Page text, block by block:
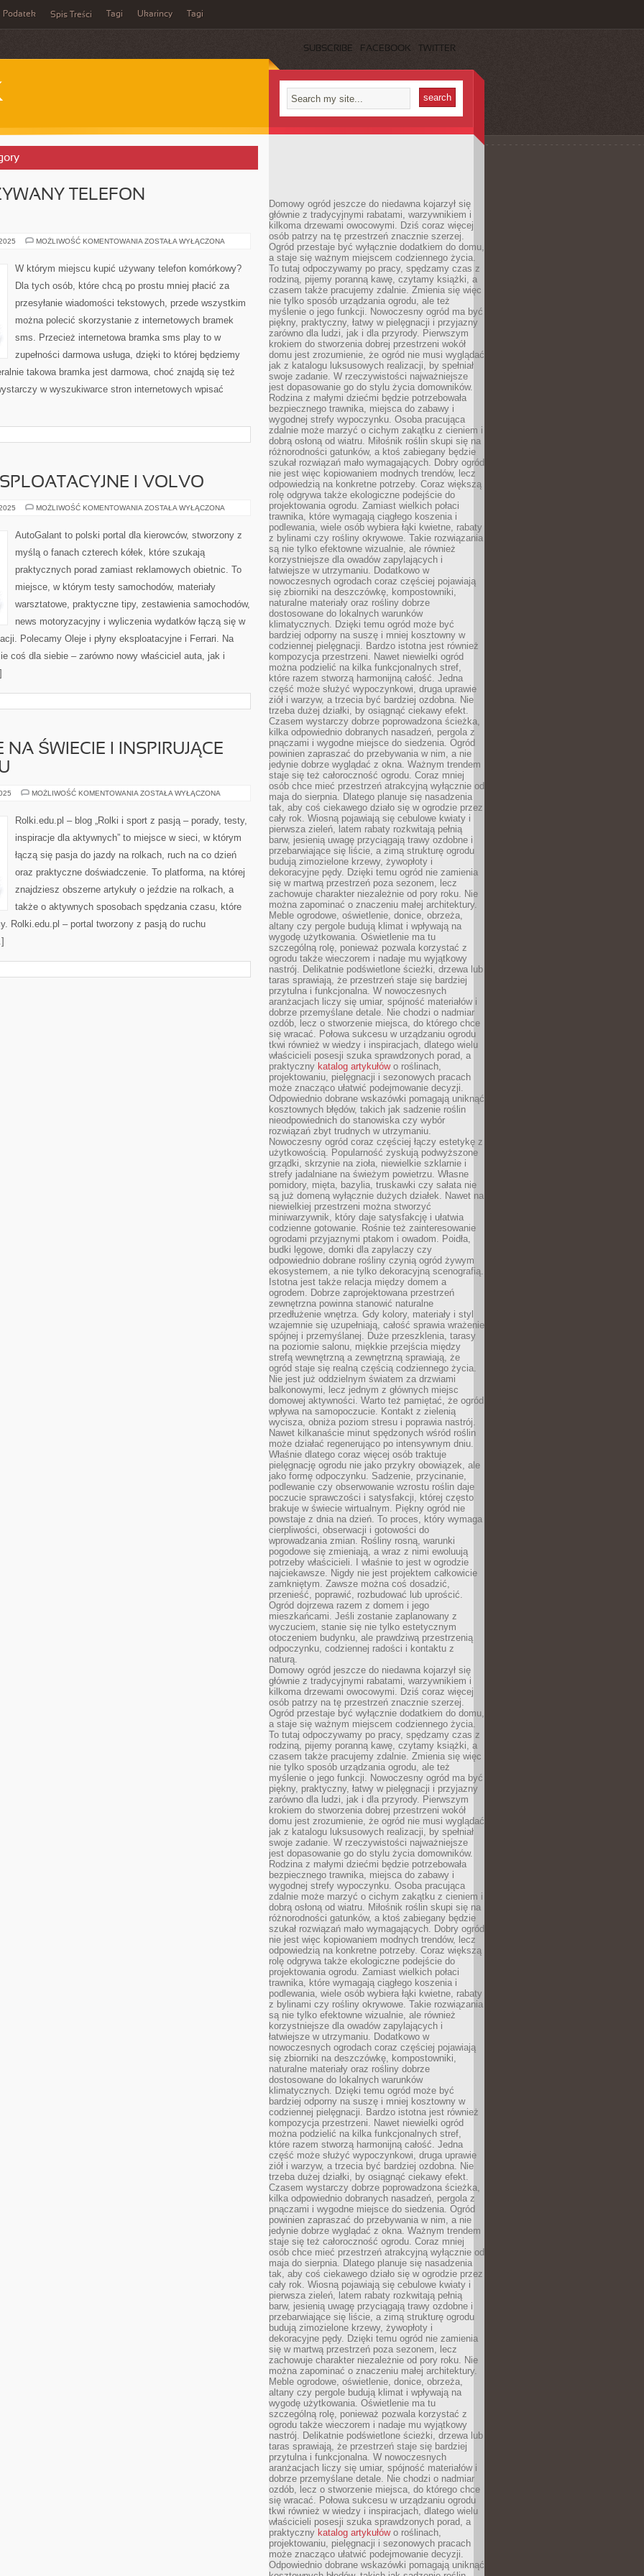
Podatek Spis Treści Tagi Ukarincy Tagi
SUBSCRIBE FACEBOOK TWITTER
TELEFON
MOŻLIWOŚĆ KOMENTOWANIA GDZIE
TELEFON
KOMÓRKOWY?
ZOSTAŁA WYŁĄCZONA
W którym miejscu kupić używany telefon komórkowy?
Dla tych osób, które chcą po prostu mniej płacić za
przesyłanie wiadomości tekstowych, przede wszystkim
można polecić skorzystanie z internetowych bramek
sms. Przecież internetowa bramka sms play to w
zupełności darmowa usługa, dzięki to której będziemy
takowa bramka jest darmowa, choć znajdą się też
w wyszukiwarce stron internetowych wpisać
I VOLVO
MOŻLIWOŚĆ KOMENTOWANIA OLEJE
EKSPLOATACYJNE
I
ZOSTAŁA WYŁĄCZONA
AutoGalant to polski portal dla kierowców, stworzony z
myślą o fanach czterech kółek, które szukają
praktycznych porad zamiast reklamowych obietnic. To
miejsce, w którym testy samochodów, materiały
warsztatowe, praktyczne tipy, zestawienia samochodów,
news motoryzacyjny i wyliczenia wydatków łączą się w
Polecamy Oleje i płyny eksploatacyjne i Ferrari. Na
coś dla siebie – zarówno nowy właściciel auta, jak i
NA ŚWIECIE I INSPIRUJĄCE
MOŻLIWOŚĆ KOMENTOWANIA SPORTY
ŚWIECIE
I
POSTACIE
ZOSTAŁA WYŁĄCZONA
Rolki.edu.pl – blog „Rolki i sport z pasją – porady, testy,
inspiracje dla aktywnych” to miejsce w sieci, w którym
łączą się pasja do jazdy na rolkach, ruch na co dzień
oraz praktyczne doświadczenie. To platforma, na której
znajdziesz obszerne artykuły o jeździe na rolkach, a
także o aktywnych sposobach spędzania czasu, które
Rolki.edu.pl – portal tworzony z pasją do ruchu
Domowy ogród jeszcze do niedawna kojarzył się
głównie z tradycyjnymi rabatami, warzywnikiem i
kilkoma drzewami owocowymi. Dziś coraz więcej
osób patrzy na tę przestrzeń znacznie szerzej.
Ogród przestaje być wyłącznie dodatkiem do domu,
a staje się ważnym miejscem codziennego życia.
To tutaj odpoczywamy po pracy, spędzamy czas z
rodziną, pijemy poranną kawę, czytamy książki, a
czasem także pracujemy zdalnie. Zmienia się więc
nie tylko sposób urządzania ogrodu, ale też
myślenie o jego funkcji. Nowoczesny ogród ma być
piękny, praktyczny, łatwy w pielęgnacji i przyjazny
zarówno dla ludzi, jak i dla przyrody. Pierwszym
krokiem do stworzenia dobrej przestrzeni wokół
domu jest zrozumienie, że ogród nie musi wyglądać
jak z katalogu luksusowych realizacji, by spełniał
swoje zadanie. W rzeczywistości najważniejsze
jest dopasowanie go do stylu życia domowników.
Rodzina z małymi dziećmi będzie potrzebowała
bezpiecznego trawnika, miejsca do zabawy i
wygodnej strefy wypoczynku. Osoba pracująca
zdalnie może marzyć o cichym zakątku z cieniem i
dobrą osłoną od wiatru. Miłośnik roślin skupi się na
różnorodności gatunków, a ktoś zabiegany będzie
szukał rozwiązań mało wymagających. Dobry ogród
nie jest więc kopiowaniem modnych trendów, lecz
odpowiedzią na konkretne potrzeby. Coraz większą
rolę odgrywa także ekologiczne podejście do
projektowania ogrodu. Zamiast wielkich połaci
trawnika, które wymagają ciągłego koszenia i
podlewania, wiele osób wybiera łąki kwietne, rabaty
z bylinami czy rośliny okrywowe. Takie rozwiązania
są nie tylko efektowne wizualnie, ale również
korzystniejsze dla owadów zapylających i
łatwiejsze w utrzymaniu. Dodatkowo w
nowoczesnych ogrodach coraz częściej pojawiają
się zbiorniki na deszczówkę, kompostowniki,
naturalne materiały oraz rośliny dobrze
dostosowane do lokalnych warunków
klimatycznych. Dzięki temu ogród może być
bardziej odporny na suszę i mniej kosztowny w
codziennej pielęgnacji. Bardzo istotna jest również
kompozycja przestrzeni. Nawet niewielki ogród
można podzielić na kilka funkcjonalnych stref,
które razem stworzą harmonijną całość. Jedna
część może służyć wypoczynkowi, druga uprawie
ziół i warzyw, a trzecia być bardziej ozdobna. Nie
trzeba dużej działki, by osiągnąć ciekawy efekt.
Czasem wystarczy dobrze poprowadzona ścieżka,
kilka odpowiednio dobranych nasadzeń, pergola z
pnączami i wygodne miejsce do siedzenia. Ogród
powinien zapraszać do przebywania w nim, a nie
jedynie dobrze wyglądać z okna. Ważnym trendem
staje się też całoroczność ogrodu. Coraz mniej
osób chce mieć przestrzeń atrakcyjną wyłącznie od
maja do sierpnia. Dlatego planuje się nasadzenia
tak, aby coś ciekawego działo się w ogrodzie przez
cały rok. Wiosną pojawiają się cebulowe kwiaty i
pierwsza zieleń, latem rabaty rozkwitają pełnią
barw, jesienią uwagę przyciągają trawy ozdobne i
przebarwiające się liście, a zimą strukturę ogrodu
budują zimozielone krzewy, żywopłoty i
dekoracyjne pędy. Dzięki temu ogród nie zamienia
się w martwą przestrzeń poza sezonem, lecz
zachowuje charakter niezależnie od pory roku. Nie
można zapominać o znaczeniu małej architektury.
Meble ogrodowe, oświetlenie, donice, obrzeża,
altany czy pergole budują klimat i wpływają na
wygodę użytkowania. Oświetlenie ma tu
szczególną rolę, ponieważ pozwala korzystać z
ogrodu także wieczorem i nadaje mu wyjątkowy
nastrój. Delikatnie podświetlone ścieżki, drzewa lub
taras sprawiają, że przestrzeń staje się bardziej
przytulna i funkcjonalna. W nowoczesnych
aranżacjach liczy się umiar, spójność materiałów i
dobrze przemyślane detale. Nie chodzi o nadmiar
ozdób, lecz o stworzenie miejsca, do którego chce
się wracać. Połowa sukcesu w urządzaniu ogrodu
tkwi również w wiedzy i inspiracjach, dlatego wielu
właścicieli posesji szuka sprawdzonych porad, a
praktyczny katalog artykułówo roślinach,
projektowaniu, pielęgnacji i sezonowych pracach
może znacząco ułatwić podejmowanie decyzji.
Odpowiednio dobrane wskazówki pomagają uniknąć
kosztownych błędów, takich jak sadzenie roślin
nieodpowiednich do stanowiska czy wybór
rozwiązań zbyt trudnych w utrzymaniu.
Nowoczesny ogród coraz częściej łączy estetykę z
użytkowością. Popularność zyskują podwyższone
grządki, skrzynie na zioła, niewielkie szklarnie i
strefy jadalniane na świeżym powietrzu. Własne
pomidory, mięta, bazylia, truskawki czy sałata nie
są już domeną wyłącznie dużych działek. Nawet na
niewielkiej przestrzeni można stworzyć
miniwarzywnik, który daje satysfakcję i ułatwia
codzienne gotowanie. Rośnie też zainteresowanie
ogrodami przyjaznymi ptakom i owadom. Poidła,
budki lęgowe, domki dla zapylaczy czy
odpowiednio dobrane rośliny czynią ogród żywym
ekosystemem, a nie tylko dekoracyjną scenografią.
Istotna jest także relacja między domem a
ogrodem. Dobrze zaprojektowana przestrzeń
zewnętrzna powinna stanowić naturalne
przedłużenie wnętrza. Gdy kolory, materiały i styl
wzajemnie się uzupełniają, całość sprawia wrażenie
spójnej i przemyślanej. Duże przeszklenia, tarasy
na poziomie salonu, miękkie przejścia między
strefą wewnętrzną a zewnętrzną sprawiają, że
ogród staje się realną częścią codziennego życia.
Nie jest już oddzielnym światem za drzwiami
balkonowymi, lecz jednym z głównych miejsc
domowej aktywności. Warto też pamiętać, że ogród
wpływa na samopoczucie. Kontakt z zielenią
wycisza, obniża poziom stresu i poprawia nastrój.
Nawet kilkanaście minut spędzonych wśród roślin
może działać regenerująco po intensywnym dniu.
Właśnie dlatego coraz więcej osób traktuje
pielęgnację ogrodu nie jako przykry obowiązek, ale
jako formę odpoczynku. Sadzenie, przycinanie,
podlewanie czy obserwowanie wzrostu roślin daje
poczucie sprawczości i satysfakcji, której często
brakuje w świecie wirtualnym. Piękny ogród nie
powstaje z dnia na dzień. To proces, który wymaga
cierpliwości, obserwacji i gotowości do
wprowadzania zmian. Rośliny rosną, warunki
pogodowe się zmieniają, a wraz z nimi ewoluują
potrzeby właścicieli. I właśnie to jest w ogrodzie
najciekawsze. Nigdy nie jest projektem całkowicie
zamkniętym. Zawsze można coś dosadzić,
przenieść, poprawić, rozbudować lub uprościć.
Ogród dojrzewa razem z domem i jego
mieszkańcami. Jeśli zostanie zaplanowany z
wyczuciem, stanie się nie tylko estetycznym
otoczeniem budynku, ale prawdziwą przestrzenią
odpoczynku, codziennej radości i kontaktu z
naturą.
Domowy ogród jeszcze do niedawna kojarzył się
głównie z tradycyjnymi rabatami, warzywnikiem i
kilkoma drzewami owocowymi. Dziś coraz więcej
osób patrzy na tę przestrzeń znacznie szerzej.
Ogród przestaje być wyłącznie dodatkiem do domu,
a staje się ważnym miejscem codziennego życia.
To tutaj odpoczywamy po pracy, spędzamy czas z
rodziną, pijemy poranną kawę, czytamy książki, a
czasem także pracujemy zdalnie. Zmienia się więc
nie tylko sposób urządzania ogrodu, ale też
myślenie o jego funkcji. Nowoczesny ogród ma być
piękny, praktyczny, łatwy w pielęgnacji i przyjazny
zarówno dla ludzi, jak i dla przyrody. Pierwszym
krokiem do stworzenia dobrej przestrzeni wokół
domu jest zrozumienie, że ogród nie musi wyglądać
jak z katalogu luksusowych realizacji, by spełniał
swoje zadanie. W rzeczywistości najważniejsze
jest dopasowanie go do stylu życia domowników.
Rodzina z małymi dziećmi będzie potrzebowała
bezpiecznego trawnika, miejsca do zabawy i
wygodnej strefy wypoczynku. Osoba pracująca
zdalnie może marzyć o cichym zakątku z cieniem i
dobrą osłoną od wiatru. Miłośnik roślin skupi się na
różnorodności gatunków, a ktoś zabiegany będzie
szukał rozwiązań mało wymagających. Dobry ogród
nie jest więc kopiowaniem modnych trendów, lecz
odpowiedzią na konkretne potrzeby. Coraz większą
rolę odgrywa także ekologiczne podejście do
projektowania ogrodu. Zamiast wielkich połaci
trawnika, które wymagają ciągłego koszenia i
podlewania, wiele osób wybiera łąki kwietne, rabaty
z bylinami czy rośliny okrywowe. Takie rozwiązania
są nie tylko efektowne wizualnie, ale również
korzystniejsze dla owadów zapylających i
łatwiejsze w utrzymaniu. Dodatkowo w
nowoczesnych ogrodach coraz częściej pojawiają
się zbiorniki na deszczówkę, kompostowniki,
naturalne materiały oraz rośliny dobrze
dostosowane do lokalnych warunków
klimatycznych. Dzięki temu ogród może być
bardziej odporny na suszę i mniej kosztowny w
codziennej pielęgnacji. Bardzo istotna jest również
kompozycja przestrzeni. Nawet niewielki ogród
można podzielić na kilka funkcjonalnych stref,
które razem stworzą harmonijną całość. Jedna
część może służyć wypoczynkowi, druga uprawie
ziół i warzyw, a trzecia być bardziej ozdobna. Nie
trzeba dużej działki, by osiągnąć ciekawy efekt.
Czasem wystarczy dobrze poprowadzona ścieżka,
kilka odpowiednio dobranych nasadzeń, pergola z
pnączami i wygodne miejsce do siedzenia. Ogród
powinien zapraszać do przebywania w nim, a nie
jedynie dobrze wyglądać z okna. Ważnym trendem
staje się też całoroczność ogrodu. Coraz mniej
osób chce mieć przestrzeń atrakcyjną wyłącznie od
maja do sierpnia. Dlatego planuje się nasadzenia
tak, aby coś ciekawego działo się w ogrodzie przez
cały rok. Wiosną pojawiają się cebulowe kwiaty i
pierwsza zieleń, latem rabaty rozkwitają pełnią
barw, jesienią uwagę przyciągają trawy ozdobne i
przebarwiające się liście, a zimą strukturę ogrodu
budują zimozielone krzewy, żywopłoty i
dekoracyjne pędy. Dzięki temu ogród nie zamienia
się w martwą przestrzeń poza sezonem, lecz
zachowuje charakter niezależnie od pory roku. Nie
można zapominać o znaczeniu małej architektury.
Meble ogrodowe, oświetlenie, donice, obrzeża,
altany czy pergole budują klimat i wpływają na
wygodę użytkowania. Oświetlenie ma tu
szczególną rolę, ponieważ pozwala korzystać z
ogrodu także wieczorem i nadaje mu wyjątkowy
nastrój. Delikatnie podświetlone ścieżki, drzewa lub
taras sprawiają, że przestrzeń staje się bardziej
przytulna i funkcjonalna. W nowoczesnych
aranżacjach liczy się umiar, spójność materiałów i
dobrze przemyślane detale. Nie chodzi o nadmiar
ozdób, lecz o stworzenie miejsca, do którego chce
się wracać. Połowa sukcesu w urządzaniu ogrodu
tkwi również w wiedzy i inspiracjach, dlatego wielu
właścicieli posesji szuka sprawdzonych porad, a
praktyczny katalog artykułówo roślinach,
projektowaniu, pielęgnacji i sezonowych pracach
może znacząco ułatwić podejmowanie decyzji.
Odpowiednio dobrane wskazówki pomagają uniknąć